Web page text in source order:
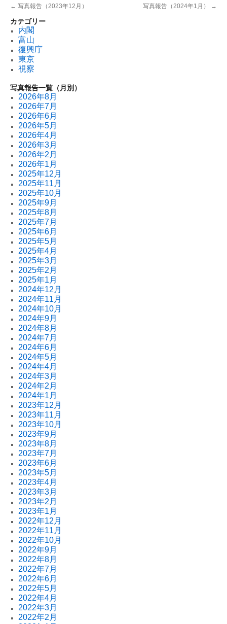
← 写真報告（2023年12月） 写真報告（2024年1月） →
カテゴリー
内閣
富山
復興庁
東京
視察
写真報告一覧（月別）
2026年8月
2026年7月
2026年6月
2026年5月
2026年4月
2026年3月
2026年2月
2026年1月
2025年12月
2025年11月
2025年10月
2025年9月
2025年8月
2025年7月
2025年6月
2025年5月
2025年4月
2025年3月
2025年2月
2025年1月
2024年12月
2024年11月
2024年10月
2024年9月
2024年8月
2024年7月
2024年6月
2024年5月
2024年4月
2024年3月
2024年2月
2024年1月
2023年12月
2023年11月
2023年10月
2023年9月
2023年8月
2023年7月
2023年6月
2023年5月
2023年4月
2023年3月
2023年2月
2023年1月
2022年12月
2022年11月
2022年10月
2022年9月
2022年8月
2022年7月
2022年6月
2022年5月
2022年4月
2022年3月
2022年2月